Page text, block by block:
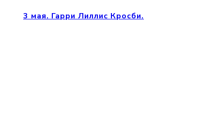
3 мая. Гарри Лиллис Кросби.